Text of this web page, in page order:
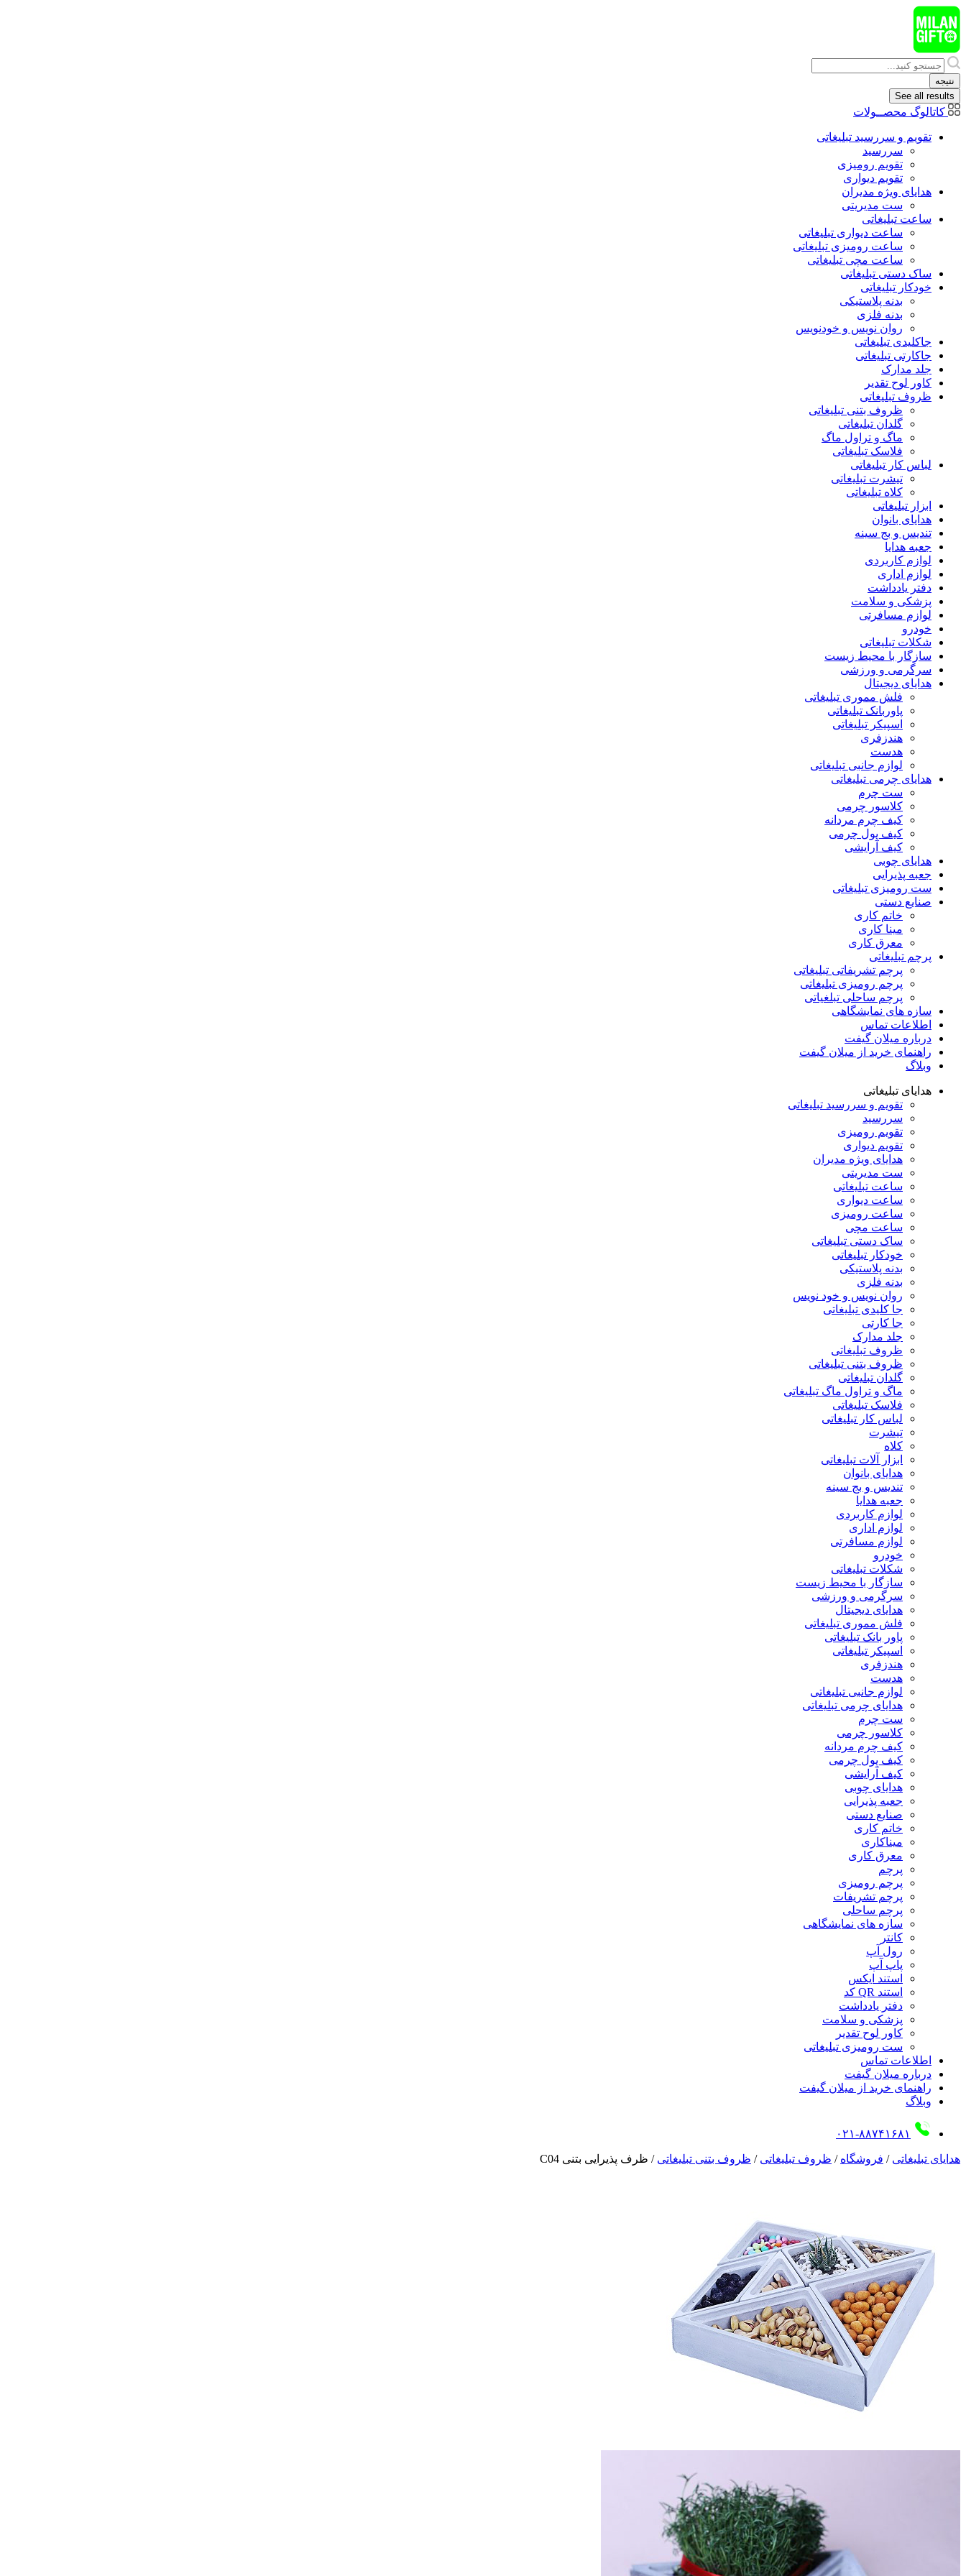
پرش
به
محتوا
Search
...
نتیجه
See all results
کاتالوگ محصــولات
تقویم و سررسید تبلیغاتی
سررسید
تقویم رومیزی
تقویم دیواری
هدایای ويژه مدیران
ست مدیریتی
ساعت تبلیغاتی
ساعت دیواری تبلیغاتی
ساعت رومیزی تبلیغاتی
ساعت مچی تبلیغاتی
ساک دستی تبلیغاتی
خودکار تبلیغاتی
بدنه پلاستیکی
بدنه فلزی
روان نویس و خودنویس
جاکلیدی تبلیغاتی
جاکارتی تبلیغاتی
جلد مدارک
کاور لوح تقدیر
ظروف تبلیغاتی
ظروف بتنی تبلیغاتی
گلدان تبلیغاتی
ماگ و تراول ماگ
فلاسک تبلیغاتی
لباس کار تبلیغاتی
تیشرت تبلیغاتی
کلاه تبلیغاتی
ابزار تبلیغاتی
هدایای بانوان
تندیس و بج سینه
جعبه هدایا
لوازم کاربردی
لوازم اداری
دفتر یادداشت
پزشکی و سلامت
لوازم مسافرتی
خودرو
شکلات تبلیغاتی
سازگار با محیط زیست
سرگرمی و ورزشی
هدایای دیجیتال
فلش مموری تبلیغاتی
پاوربانک تبلیغاتی
اسپیکر تبلیغاتی
هندزفری
هدست
لوازم جانبی تبلیغاتی
هدایای چرمی تبلیغاتی
ست چرم
کلاسور چرمی
کیف چرم مردانه
کیف پول چرمی
کیف آرایشی
هدایای چوبی
جعبه پذیرایی
ست رومیزی تبلیغاتی
صنایع دستی
خاتم کاری
مینا کاری
معرق کاری
پرچم تبلیغاتی
پرچم تشریفاتی تبلیغاتی
پرچم رومیزی تبلیغاتی
پرچم ساحلی تبلغیاتی
سازه های نمایشگاهی
اطلاعات تماس
درباره میلان گیفت
راهنمای خرید از میلان گیفت
وبلاگ
هدایای تبلیغاتی
تقویم و سررسید تبلیغاتی
سررسید
تقویم رومیزی
تقویم دیواری
هدایای ویژه مدیران
ست مدیریتی
ساعت تبلیغاتی
ساعت دیواری
ساعت رومیزی
ساعت مچی
ساک دستی تبلیغاتی
خودکار تبلیغاتی
بدنه پلاستیکی
بدنه فلزی
روان نویس و خود نویس
جا کلیدی تبلیغاتی
جا کارتی
جلد مدارک
ظروف تبلیغاتی
ظروف بتنی تبلیغاتی
گلدان تبلیغاتی
ماگ و تراول ماگ تبلیغاتی
فلاسک تبلیغاتی
لباس کار تبلیغاتی
تیشرت
کلاه
ابزار آلات تبلیغاتی
هدایای بانوان
تندیس و بج سینه
جعبه هدایا
لوازم کاربردی
لوازم اداری
لوازم مسافرتی
خودرو
شکلات تبلیغاتی
سازگار با محیط زیست
سرگرمی و ورزشی
هدایای دیجیتال
فلش مموری تبلیغاتی
پاور بانک تبلیغاتی
اسپیکر تبلیغاتی
هندزفری
هدست
لوازم جانبی تبلیغاتی
هدایای چرمی تبلیغاتی
ست چرم
کلاسور چرمی
کیف چرم مردانه
کیف پول چرمی
کیف آرایشی
هدایای چوبی
جعبه پذیرایی
صنایع دستی
خاتم کاری
میناکاری
معرق کاری
پرچم
پرچم رومیزی
پرچم تشریفات
پرچم ساحلی
سازه های نمایشگاهی
کانتر
رول آپ
پاپ آپ
استند ایکس
استند QR کد
دفتر یادداشت
پزشکی و سلامت
کاور لوح تقدیر
ست رومیزی تبلیغاتی
اطلاعات تماس
درباره میلان گیفت
راهنمای خرید از میلان گیفت
وبلاگ
۰۲۱-۸۸۷۴۱۶۸۱
هدایای تبلیغاتی / فروشگاه / ظروف تبلیغاتی / ظروف بتنی تبلیغاتی / ظرف پذیرایی بتنی C04